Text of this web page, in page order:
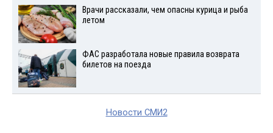
Врачи рассказали, чем опасны курица и рыба
летом
ФАС разработала новые правила возврата
билетов на поезда
Новости СМИ2